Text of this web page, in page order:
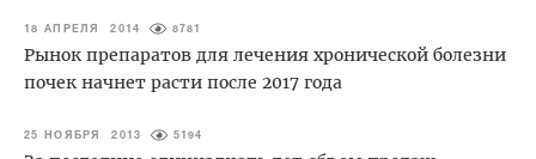
18 АПРЕЛЯ 2014 8781
Рынок препаратов для лечения хронической болезни
почек начнет расти после 2017 года
25 НОЯБРЯ 2013 5194